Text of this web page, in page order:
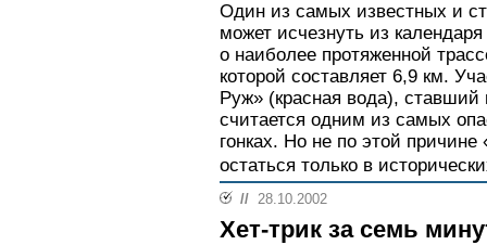
Один из самых известных и
может исчезнуть из
о наиболее протяженной
которой составляет 6,9 км.
Руж» (красная вода),
считается одним из самых
гонках. Но не по этой
остаться только в
// 28.10.2002
Хет-трик за семь